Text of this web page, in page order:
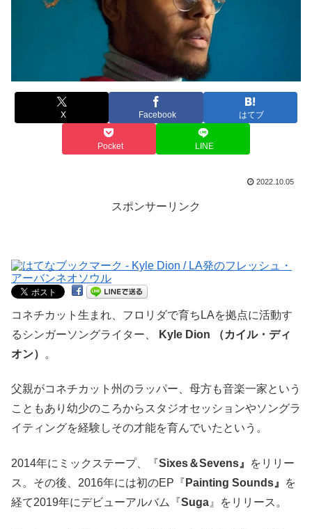
X Facebook はてブ
Pocket LINE
2022.10.05
スポンサーリンク
コネチカット生まれ、フロリダで育ちLAを拠点に活動す
るシンガーソングライター、
Kyle Dion （カイル・ディ
オン）
。
父親がコネチカット州のラッパー、母方も音楽一家という
こともあり幼少のころからスタジオセッションやソングラ
イティングを経験しその才能を育んでいたという。
2014年にミックステープ、『Sixes＆Sevens』
をリリー
ス。その後、2016年には初のEP『 Painting Sounds』
を
経て2019年にデビューアルバム『Suga 』をリリース。